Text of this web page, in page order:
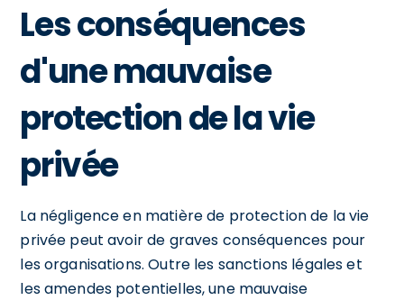
Les conséquences
d'une mauvaise
protection de la vie
privée
La négligence en matière de protection de la vie
privée peut avoir de graves conséquences pour
les organisations. Outre les sanctions légales et
les amendes potentielles, une mauvaise